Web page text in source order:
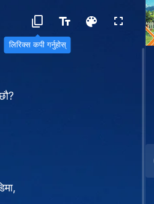
लिरिक्स कपी गर्नुहोस्